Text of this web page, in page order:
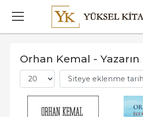
Orhan Kemal - Yazarın